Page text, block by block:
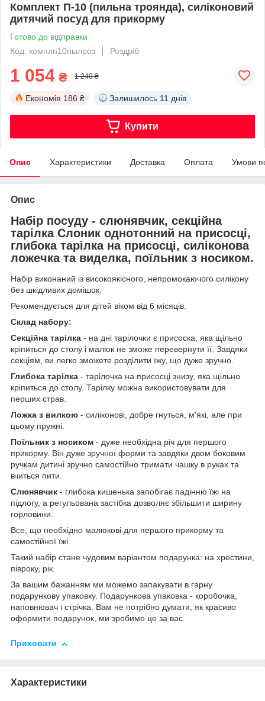
Комплект П-10 (пильна троянда), силіконовий
дитячий посуд для прикорму
Готово до відправки
Код: комплп10пылроз
Роздріб
1 054 ₴ 1 240 ₴
Економія 186 ₴ Залишилось 11 днів
Купити
Опис Характеристики Доставка Оплата Умови
Опис
Набір посуду - слюнявчик, секційна
тарілка Слоник однотонний на присосці,
глибока тарілка на присосці, силіконова
ложечка та виделка, поїльник з носиком.
Набір виконаний із високоякісного, непромокаючого силікону
без шкідливих домішок.
Рекомендується для дітей віком від 6 місяців.
Склад набору:
Секційна тарілка - на дні тарілочки є присоска, яка щільно
кріпиться до столу і малюк не зможе перевернути її. Завдяки
секціям, ви легко зможете розділити їжу, що дуже зручно.
Глибока тарілка - тарілочка на присосці знизу, яка щільно
кріпиться до столу. Тарілку можна використовувати для
перших страв.
Ложка з вилкою - силіконові, добре гнуться, м'які, але при
цьому пружні.
Поїльник з носиком - дуже необхідна річ для першого
прикорму. Він дуже зручної форми та завдяки двом боковим
ручкам дитині зручно самостійно тримати чашку в руках та
вчиться пити.
Слюнявчик - глибока кишенька запобігає падінню їжі на
підлогу, а регульована застібка дозволяє збільшити ширину
горловини.
Все, що необхідно малюкові для першого прикорму та
самостійної їжі.
Такий набір стане чудовим варіантом подарунка: на хрестини,
півроку, рік.
За вашим бажанням ми можемо запакувати в гарну
подарункову упаковку. Подарункова упаковка - коробочка,
наповнювач і стрічка. Вам не потрібно думати, як красиво
оформити подарунок, ми зробимо це за вас.
Приховати
Характеристики